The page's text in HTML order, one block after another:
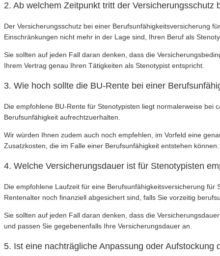
2. Ab welchem Zeitpunkt tritt der
Der Versicherungsschutz bei einer Berufsunfähigkeitsversicherung
Einschränkungen nicht mehr in der Lage sind, Ihren Beruf als
Sie sollten auf jeden Fall daran denken, dass die
Ihrem Vertrag genau Ihren Tätigkeiten als Stenotypist entspricht.
3. Wie hoch sollte die BU-Rente bei einer
Die empfohlene BU-Rente für Stenotypisten liegt normalerweise
Berufsunfähigkeit aufrechtzuerhalten.
Wir würden Ihnen zudem auch noch empfehlen, im Vorfeld eine
Zusatzkosten, die im Falle einer Berufsunfähigkeit entstehen können.
4. Welche Versicherungsdauer ist für Stenotypisten
Die empfohlene Laufzeit für eine Berufsunfähigkeitsversicherung
Rentenalter noch finanziell abgesichert sind, falls Sie vorzeitig
Sie sollten auf jeden Fall daran denken, dass die
und passen Sie gegebenenfalls Ihre Versicherungsdauer an.
5. Ist eine nachträgliche Anpassung oder Aufstockung